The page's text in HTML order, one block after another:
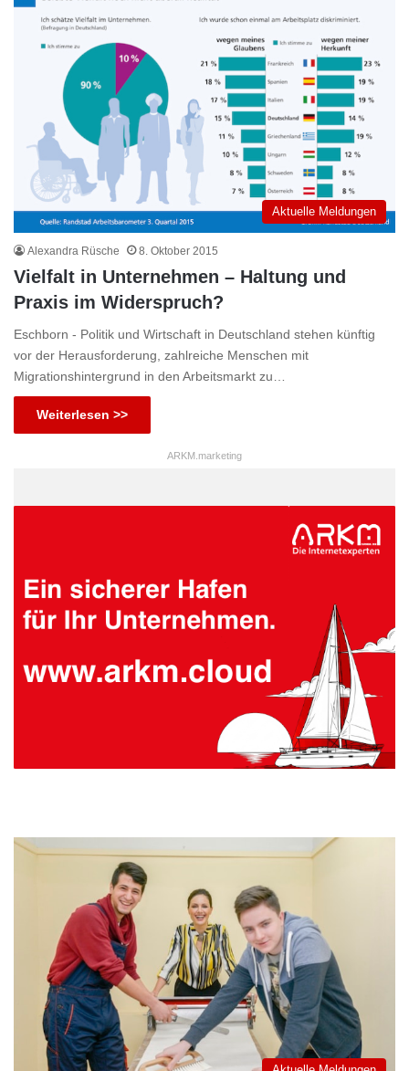
Aktuelle Meldungen
Alexandra Rüsche 8. Oktober 2015
Vielfalt in Unternehmen – Haltung und
Praxis im Widerspruch?
Eschborn - Politik und Wirtschaft in Deutschland stehen künftig
vor der Herausforderung, zahlreiche Menschen mit
Migrationshintergrund in den Arbeitsmarkt zu…
Weiterlesen >>
ARKM.marketing